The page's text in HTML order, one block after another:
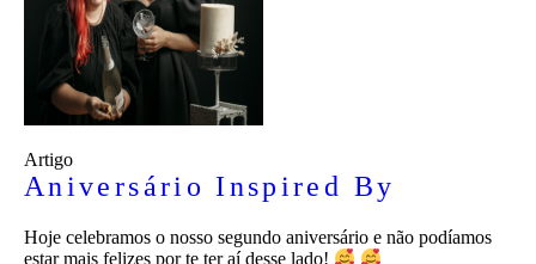
Artigo
Aniversário Inspired By
Hoje celebramos o nosso segundo aniversário e não podíamos
estar mais felizes por te ter aí desse lado!